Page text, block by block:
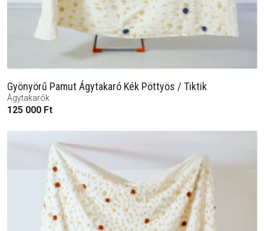
Gyönyörű Pamut Ágytakaró Kék Pöttyös / Tiktik
Ágytakarók
125 000 Ft